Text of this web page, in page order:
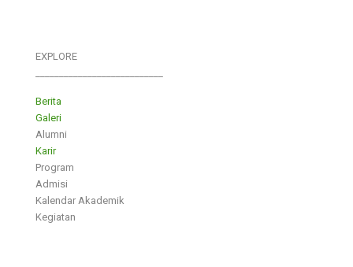
EXPLORE
Berita
Galeri
Alumni
Karir
Program
Admisi
Kalendar Akademik
Kegiatan